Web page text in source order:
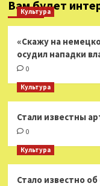
Вам будет
Культура
«Скажу на
осудил нападки
0
Культура
Стали известны
0
Культура
Стало известно